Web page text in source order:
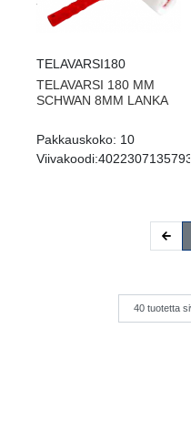
TELAVARSI180
TELAVARSI 180 MM
SCHWAN 8MM LANKA
Pakkauskoko: 10
Viivakoodi:4022307135793